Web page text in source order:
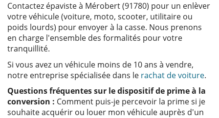
Contactez épaviste à Mérobert (91780) pour un enlèver
votre véhicule (voiture, moto, scooter, utilitaire ou
poids lourds) pour envoyer à la casse. Nous prenons
en charge l'ensemble des formalités pour votre
tranquillité.
Si vous avez un véhicule moins de 10 ans à vendre,
notre entreprise spécialisée dans le rachat de voiture.
Questions fréquentes sur le dispositif de prime à la
conversion : Comment puis-je percevoir la prime si je
souhaite acquérir ou louer mon véhicule auprès d'un